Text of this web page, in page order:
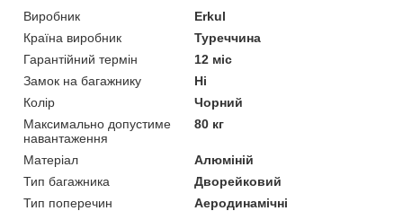
Виробник
Erkul
Країна виробник
Туреччина
Гарантійний термін
12 міс
Замок на багажнику
Ні
Колір
Чорний
Максимально допустиме
навантаження
80 кг
Матеріал
Алюміній
Тип багажника
Дворейковий
Тип поперечин
Аеродинамічні